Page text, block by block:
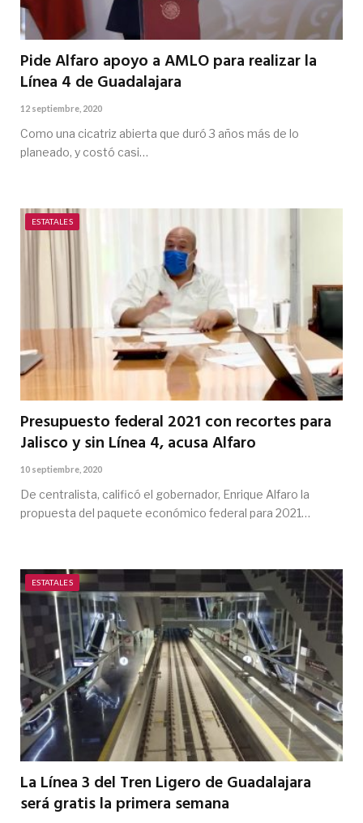
Pide Alfaro apoyo a AMLO para realizar la
Línea 4 de Guadalajara
12 septiembre, 2020
Como una cicatriz abierta que duró 3 años más de lo
planeado, y costó casi…
ESTATALES
Presupuesto federal 2021 con recortes para
Jalisco y sin Línea 4, acusa Alfaro
10 septiembre, 2020
De centralista, calificó el gobernador, Enrique Alfaro la
propuesta del paquete económico federal para 2021…
ESTATALES
La Línea 3 del Tren Ligero de Guadalajara
será gratis la primera semana